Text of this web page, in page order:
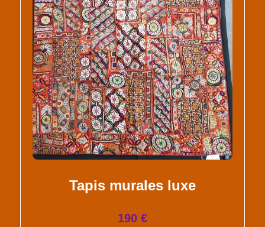
Tapis murales luxe
190 €